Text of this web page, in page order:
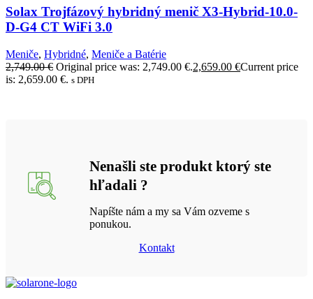
Solax Trojfázový hybridný menič X3-Hybrid-10.0-
D-G4 CT WiFi 3.0
Meniče, Hybridné, Meniče a Batérie
2,749.00€ Original price was: 2,749.00 €.2,659.00 €Current price
is: 2,659.00 €. s DPH
Nenašli ste produkt ktorý ste
hľadali ?
Napíšte nám a my sa Vám ozveme s
ponukou.
Kontakt